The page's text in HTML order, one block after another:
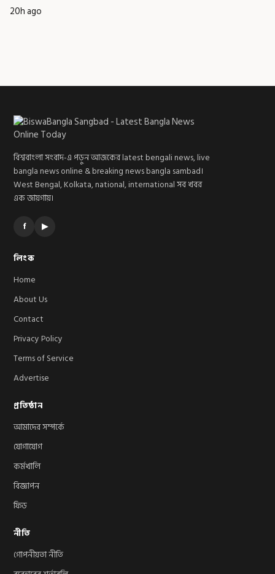
20h ago
বিশ্ববাংলা সংবাদ-এ পড়ুন আজকের latest bengali news, live
bangla news online & breaking news bangla sambad।
West Bengal, Kolkata, national, international সব খবর
এক জায়গায়।
f ▶
লিংক
Home
About Us
Contact
Privacy Policy
Terms of Service
Advertise
প্রতিষ্ঠান
আমাদের সম্পর্কে
যোগাযোগ
কর্মখালি
বিজ্ঞাপন
ফিড
নীতি
গোপনীয়তা নীতি